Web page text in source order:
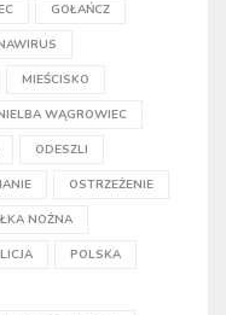
GOŁAŃCZ
MIEŚCISKO
WĄGROWIEC
ODESZLI
OSTRZEŻENIE
NOŻNA
POLSKA